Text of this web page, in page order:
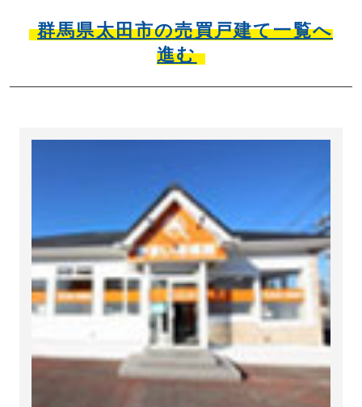
群馬県太田市の売買戸建て一覧へ
進む